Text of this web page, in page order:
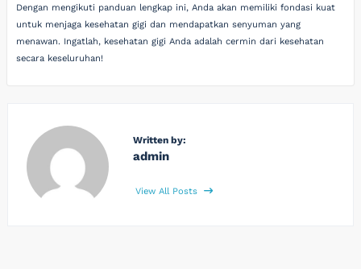
Dengan mengikuti panduan lengkap ini, Anda akan memiliki fondasi kuat
untuk menjaga kesehatan gigi dan mendapatkan senyuman yang
menawan. Ingatlah, kesehatan gigi Anda adalah cermin dari kesehatan
secara keseluruhan!
Written by:
admin
View All Posts